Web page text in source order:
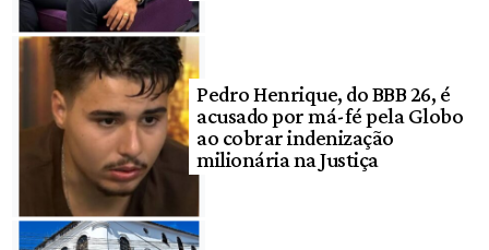
Pedro Henrique, do BBB 26, é
acusado por má-fé pela Globo
ao cobrar indenização
milionária na Justiça